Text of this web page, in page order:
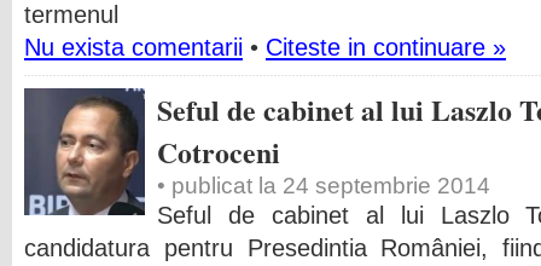
termenul
Nu exista comentarii • Citeste in continuare »
Seful de cabinet al lui Laszlo
Cotroceni
• publicat la 24 septembrie 2014
Seful de cabinet al lui Laszlo
candidatura pentru Presedintia României,